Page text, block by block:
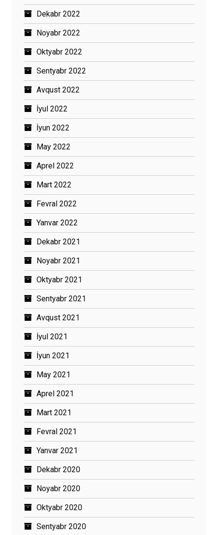
Dekabr 2022
Noyabr 2022
Oktyabr 2022
Sentyabr 2022
Avqust 2022
İyul 2022
İyun 2022
May 2022
Aprel 2022
Mart 2022
Fevral 2022
Yanvar 2022
Dekabr 2021
Noyabr 2021
Oktyabr 2021
Sentyabr 2021
Avqust 2021
İyul 2021
İyun 2021
May 2021
Aprel 2021
Mart 2021
Fevral 2021
Yanvar 2021
Dekabr 2020
Noyabr 2020
Oktyabr 2020
Sentyabr 2020